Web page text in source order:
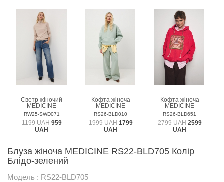
Светр жіночий
MEDICINE
RW25-SWD071
1199 UAH959
UAH
Кофта жіноча
MEDICINE
RS26-BLD010
1999 UAH1799
UAH
Кофта жіноча
MEDICINE
RS26-BLD651
2799 UAH2599
UAH
Блуза жіноча MEDICINE RS22-BLD705 Колір
Блідо-зелений
Модель : RS22-BLD705